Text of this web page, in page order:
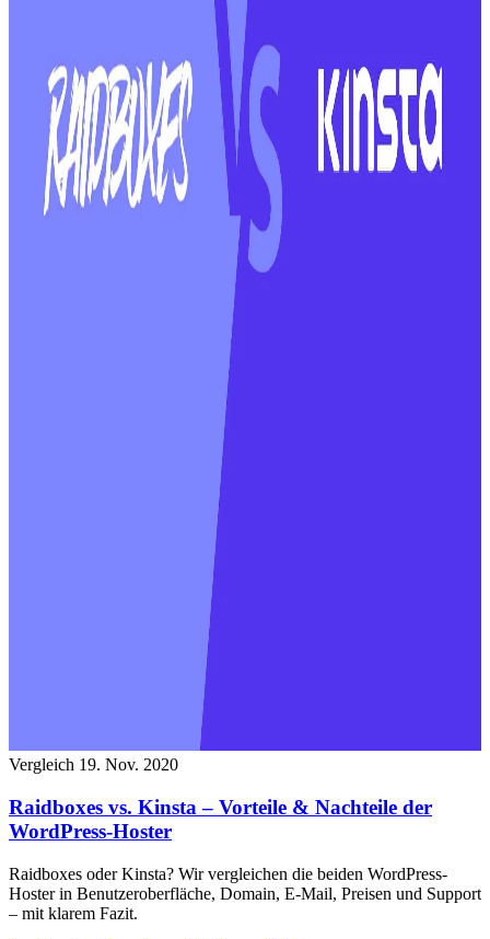
Vergleich 19. Nov. 2020
Raidboxes vs. Kinsta – Vorteile & Nachteile der
WordPress-Hoster
Raidboxes oder Kinsta? Wir vergleichen die beiden WordPress-
Hoster in Benutzeroberfläche, Domain, E-Mail, Preisen und Support
– mit klarem Fazit.